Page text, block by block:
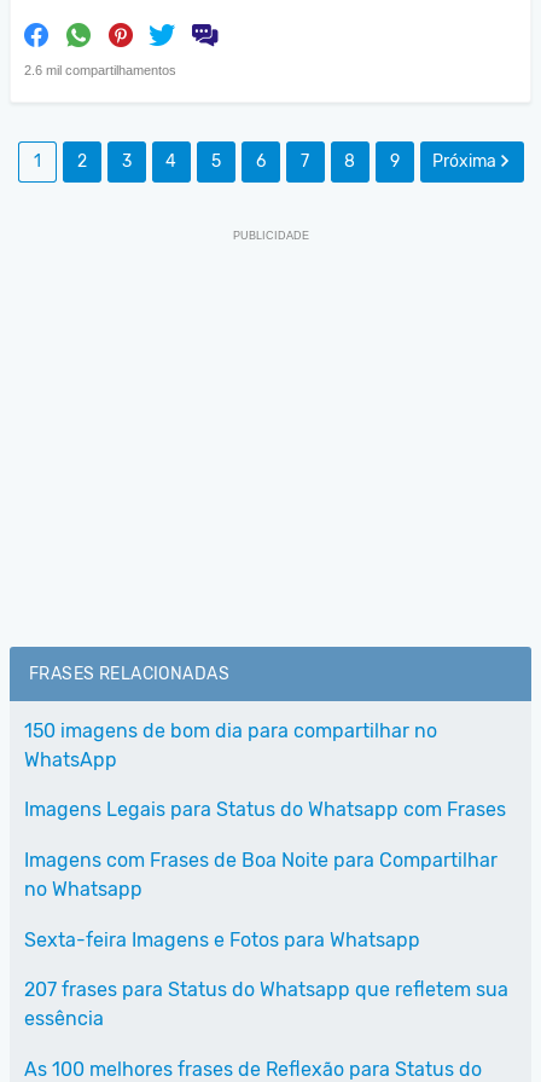
2.6 mil compartilhamentos
1 2 3 4 5 6 7 8 9 Próxima
FRASES RELACIONADAS
150 imagens de bom dia para compartilhar no
WhatsApp
Imagens Legais para Status do Whatsapp com Frases
Imagens com Frases de Boa Noite para Compartilhar
no Whatsapp
Sexta-feira Imagens e Fotos para Whatsapp
207 frases para Status do Whatsapp que refletem sua
essência
As 100 melhores frases de Reflexão para Status do